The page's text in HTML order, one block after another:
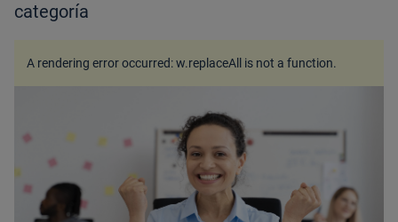
categoría
A rendering error occurred:w.replaceAll is not a function.